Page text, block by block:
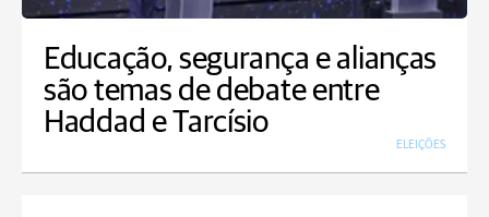
Educação, segurança e alianças
são temas de debate entre
Haddad e Tarcísio
ELEIÇÕES